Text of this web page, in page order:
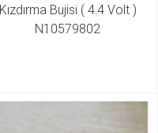
Kızdırma Bujisi ( 4.4 Volt )
N10579802